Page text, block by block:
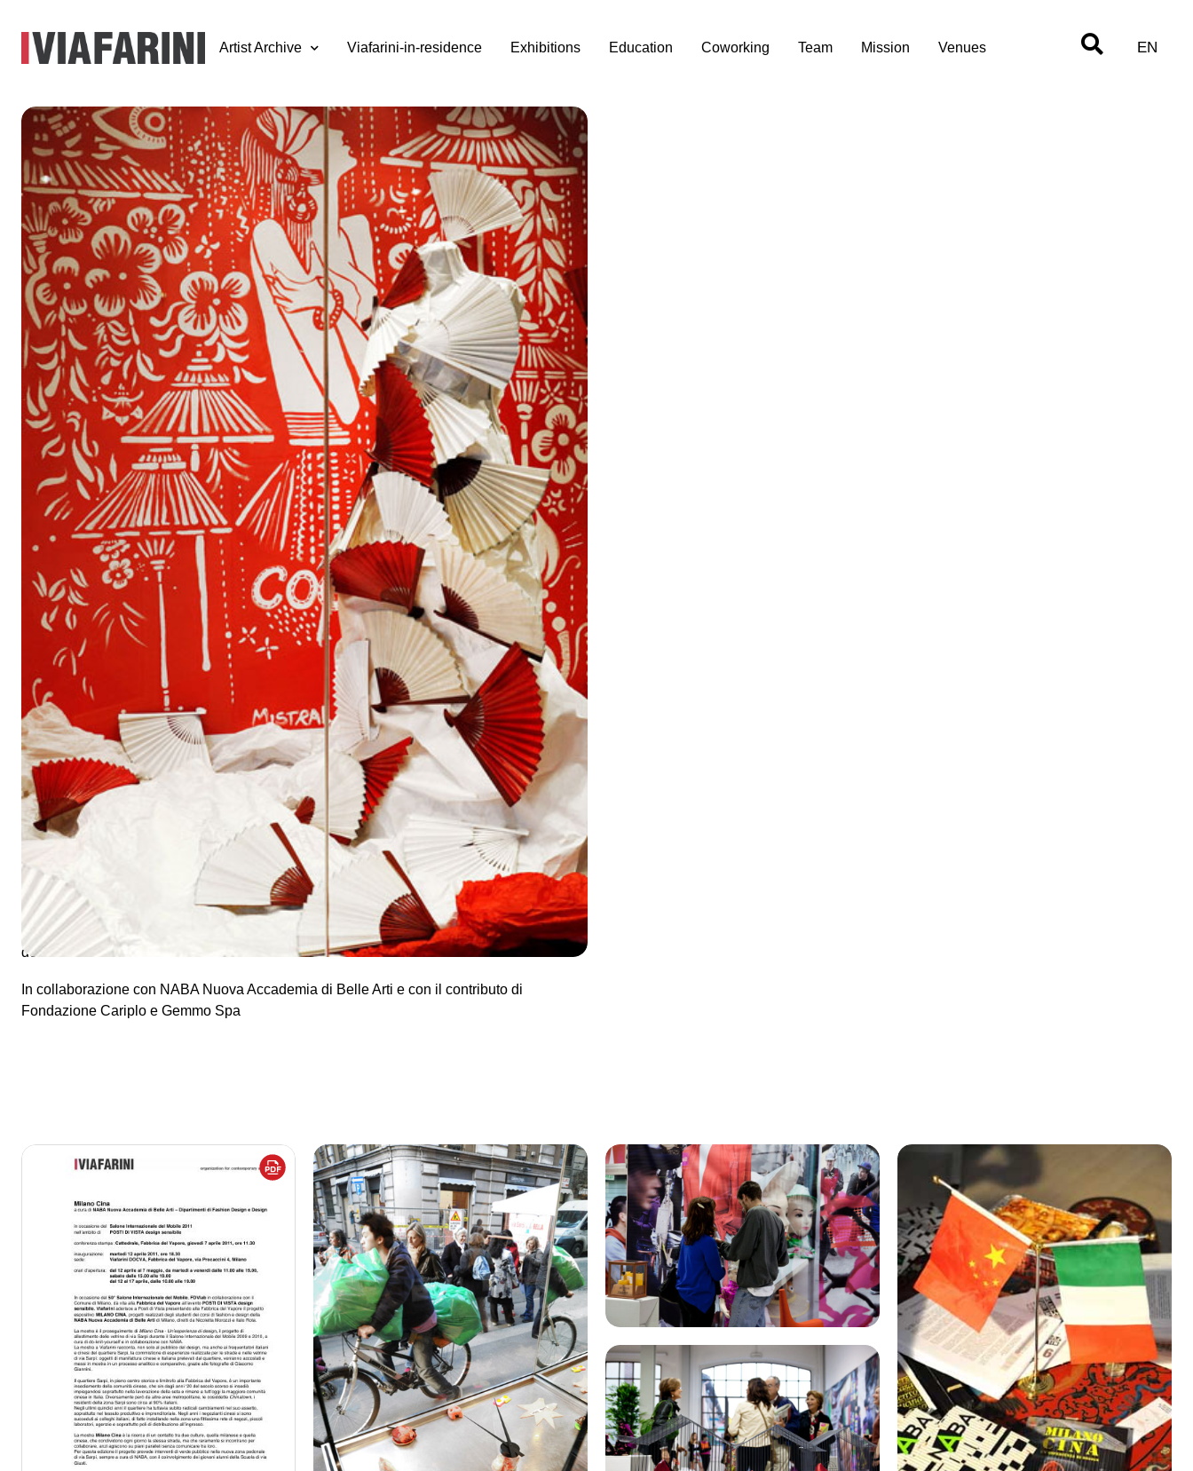
Artist Archive Viafarini-in-residence Exhibitions Education Coworking Team Mission Venues EN
Milano – Cina
12 aprile - 7 maggio 2011
a cura di Do knit Yourself per NABA Nuova Accademia di Belle Arti - Fashion Design
In occasione del 50° Salone Internazionale del Mobile, FDVlab in collaborazione con il
Comune di Milano, dà vita alla Fabbrica del Vapore all'evento POSTI DI VISTA design
sensibile. Viafarini aderisce a Posti di Vista presentando alla Fabbrica del Vapore il
progetto espositivo MILANO CINA, progetti realizzati degli studenti dei corsi di fashion
e design della NABA Nuova Accademia di Belle Arti di Milano.
La mostra è il proseguimento di Milano Cina – Un'esperienza di design, il progetto di
allestimento delle vetrine di via Sarpi durante il Salone Internazionale del Mobile 2009
e 2010, a cura di do-knit-yourself e in collaborazione con NABA.
La mostra a Viafarini racconta, non solo al pubblico del design, ma anche ai
frequentatori italiani e cinesi del quartiere Sarpi, la commistione di esperienze
realizzate per le strade e nelle vetrine di via Sarpi: oggetti di manifattura cinese e
italiana prelevati dal quartiere, verranno accostati e messi in mostra in un processo
analitico e comparativo, grazie alle fotografie di Giacomo Giannini.
Il quartiere Sarpi, in pieno centro storico e limitrofo alla Fabbrica del Vapore, è un
importante insediamento della comunità cinese, che sin dagli anni ?20 del secolo
scorso si insediò impiegandosi soprattutto nella lavorazione della seta e rimane a
tutt'oggi la maggiore comunità cinese in Italia. Diversamente però da altre aree
metropolitane, le cosiddette Chinatown, i residenti della zona Sarpi sono circa al 90%
italiani.
Negli ultimi quindici anni il quartiere ha tuttavia subito radicali cambiamenti nel suo
assetto, soprattutto nel tessuto produttivo e imprenditoriale. Negli anni i negozianti
cinesi si sono succeduti ai colleghi italiani, di fatto installando nella zona una fittissima
rete di negozi, piccoli laboratori, agenzie e soprattutto poli di distribuzione all'ingrosso.
La mostra Milano Cina è la ricerca di un contatto tra due culture, quella milanese e
quella cinese, che condividono ogni giorno la stessa strada, ma che raramente si
incontrano per collaborare, anzi agiscono su piani paralleli senza comunicare tra loro.
Per questa edizione il progetto prevede interventi di verde pubblico nella nuova zona
pedonale di via Sarpi, sempre a cura di NABA, con il coinvolgimento dei giovani alunni
della Scuola di via Giusti.
In collaborazione con NABA Nuova Accademia di Belle Arti e con il contributo di
Fondazione Cariplo e Gemmo Spa